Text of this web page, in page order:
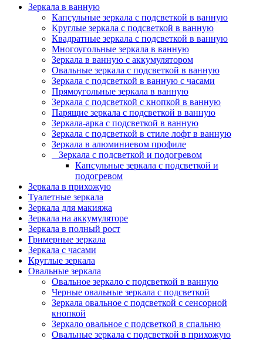
Чебоксары
Ярославль
Зеркала в ванную
Капсульные зеркала с подсветкой в ванную
Круглые зеркала с подсветкой в ванную
Квадратные зеркала с подсветкой в ванную
Многоугольные зеркала в ванную
Зеркала в ванную с аккумулятором
Овальные зеркала с подсветкой в ванную
Зеркала с подсветкой в ванную с часами
Прямоугольные зеркала в ванную
Зеркала с подсветкой с кнопкой в ванную
Парящие зеркала с подсветкой в ванную
Зеркала-арка с подсветкой в ванную
Зеркала с подсветкой в стиле лофт в ванную
Зеркала в алюминиевом профиле
Зеркала с подсветкой и подогревом
Капсульные зеркала с подсветкой и
подогревом
Зеркала в прихожую
Туалетные зеркала
Зеркала для макияжа
Зеркала на аккумуляторе
Зеркала в полный рост
Гримерные зеркала
Зеркала с часами
Круглые зеркала
Овальные зеркала
Овальное зеркало с подсветкой в ванную
Черные овальные зеркала с подсветкой
Зеркала овальное с подсветкой с сенсорной
кнопкой
Зеркало овальное с подсветкой в спальню
Овальные зеркала с подсветкой в прихожую